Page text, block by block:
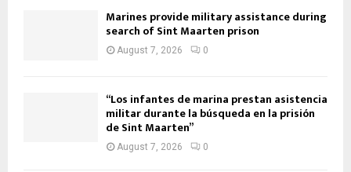
Marines provide military assistance during
search of Sint Maarten prison
August 7, 2026 0
“Los infantes de marina prestan asistencia
militar durante la búsqueda en la prisión
de Sint Maarten”
August 7, 2026 0